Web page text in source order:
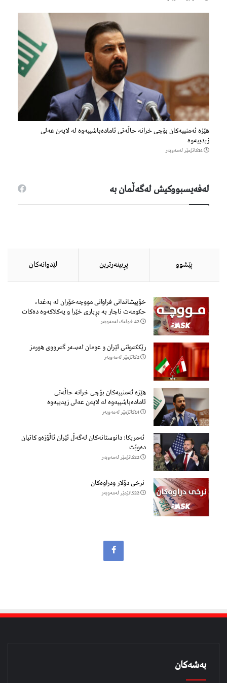
هێزه‌ ئه‌منییه‌كان بۆچی خرانە حاڵه‌تی ئاماده‌باشییه‌وه‌ لە لایەن عەلی
زیدییەوە
14كاتژمێر لەمەوبەر
لەفەیسبووكیش لەگەڵمان بە
پێشوو پڕبینەرترین لێدوانەكان
خۆپیشاندانی فراوانی مووچەخۆران لە بەغدا،
حکومەت ناچار بە بڕیاری خێرا و یەکلاکەوە دەکات
42 خولەک لەمەوبەر
رێککەوتنی ئێران و عومان لەسەر گەرووی هورمز
2كاتژمێر لەمەوبەر
هێزه‌ ئه‌منییه‌كان بۆچی خرانە حاڵه‌تی
ئاماده‌باشییه‌وه‌ لە لایەن عەلی زیدییەوە
14كاتژمێر لەمەوبەر
ئەمریکا: دانوستانەکان لەگەڵ ئێران ئاڵۆزەو کاتیان
دەوێت
22كاتژمێر لەمەوبەر
نرخی دۆلار ودراوەکان
22كاتژمێر لەمەوبەر
بەشەکان